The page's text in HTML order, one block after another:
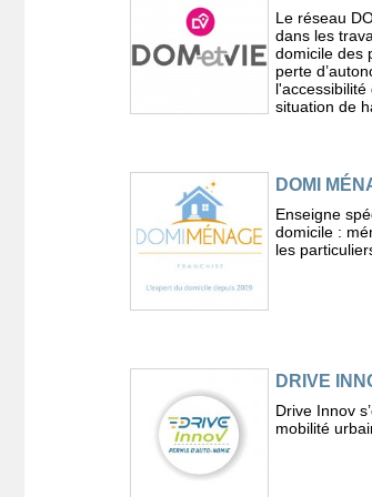
Le réseau
dans les
domicile des
perte
situation de
DOMI
Enseigne
domicile :
les
DRIVE
Drive Innov
mobilité